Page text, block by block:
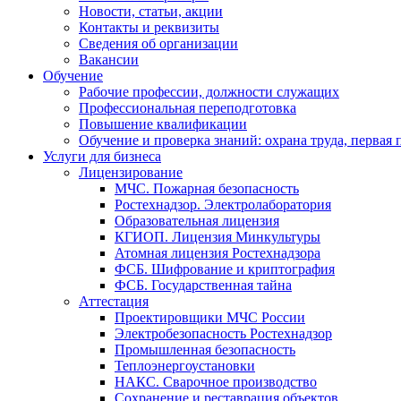
Новости, статьи, акции
Контакты и реквизиты
Сведения об организации
Вакансии
Обучение
Рабочие профессии, должности служащих
Профессиональная переподготовка
Повышение квалификации
Обучение и проверка знаний: охрана труда,
Услуги для бизнеса
Лицензирование
МЧС. Пожарная безопасность
Ростехнадзор. Электролаборатория
Образовательная лицензия
КГИОП. Лицензия Минкультуры
Атомная лицензия Ростехнадзора
ФСБ. Шифрование и криптография
ФСБ. Государственная тайна
Аттестация
Проектировщики МЧС России
Электробезопасность Ростехнадзор
Промышленная безопасность
Теплоэнергоустановки
НАКС. Сварочное производство
Сохранение и реставрация объектов